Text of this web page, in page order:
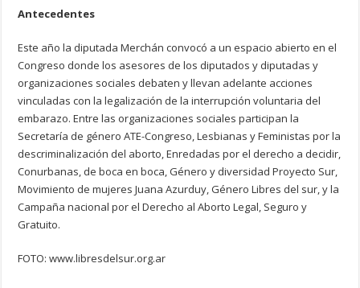
Antecedentes
Este año la diputada Merchán convocó a un espacio abierto en el
Congreso donde los asesores de los diputados y diputadas y
organizaciones sociales debaten y llevan adelante acciones
vinculadas con la legalización de la interrupción voluntaria del
embarazo. Entre las organizaciones sociales participan la
Secretaría de género ATE-Congreso, Lesbianas y Feministas por la
descriminalización del aborto, Enredadas por el derecho a decidir,
Conurbanas, de boca en boca, Género y diversidad Proyecto Sur,
Movimiento de mujeres Juana Azurduy, Género Libres del sur, y la
Campaña nacional por el Derecho al Aborto Legal, Seguro y
Gratuito.
FOTO: www.libresdelsur.org.ar